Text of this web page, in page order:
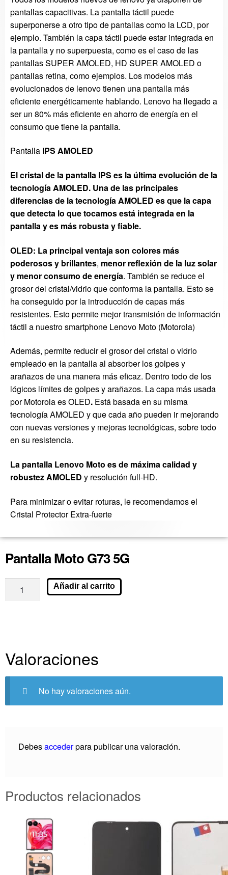
pantallas capacitivas. La pantalla táctil puede
superponerse a otro tipo de pantallas como la LCD, por
ejemplo. También la capa táctil puede estar integrada en
la pantalla y no superpuesta, como es el caso de las
pantallas SUPER AMOLED, HD SUPER AMOLED o
pantallas retina, como ejemplos. Los modelos más
evolucionados de lenovo tienen una pantalla más
eficiente energéticamente hablando. Lenovo ha llegado a
ser un 80% más eficiente en ahorro de energía en el
consumo que tiene la pantalla.
Pantalla IPS AMOLED
El cristal de la pantalla IPS es la última evolución de la
tecnología AMOLED. Una de las principales
diferencias de la tecnología AMOLED es que la capa
que detecta lo que tocamos está integrada en la
pantalla y es más robusta y fiable.
OLED: La principal ventaja son colores más
poderosos y brillantes, menor reflexión de la luz solar
y menor consumo de energía. También se reduce el
grosor del cristal/vidrio que conforma la pantalla. Esto se
ha conseguido por la introducción de capas más
resistentes. Esto permite mejor transmisión de información
táctil a nuestro smartphone Lenovo Moto (Motorola)
Además, permite reducir el grosor del cristal o vidrio
empleado en la pantalla al absorber los golpes y
arañazos de una manera más eficaz. Dentro todo de los
lógicos límites de golpes y arañazos. La capa más usada
por Motorola es OLED. Está basada en su misma
tecnología AMOLED y que cada año pueden ir mejorando
con nuevas versiones y mejoras tecnológicas, sobre todo
en su resistencia.
La pantalla Lenovo Moto es de máxima calidad y
robustez AMOLED y resolución full-HD.
Para minimizar o evitar roturas, le recomendamos el
Cristal Protector Extra-fuerte
Pantalla Moto G73 5G
Añadir al carrito
Valoraciones
No hay valoraciones aún.
Debesaccederpara publicar una valoración.
Productos relacionados